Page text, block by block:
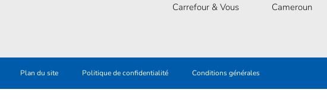
Carrefour & Vous
Cameroun
Plan du site Politique de confidentialité Conditions générales